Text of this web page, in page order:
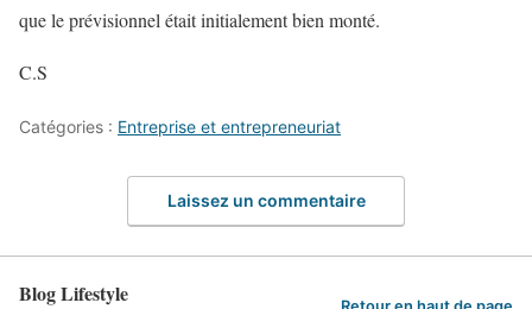
que le prévisionnel était initialement bien monté.
C.S
Catégories : Entreprise et entrepreneuriat
Laissez un commentaire
Blog Lifestyle